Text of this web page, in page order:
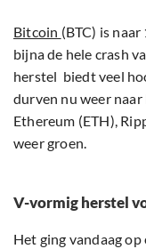
Bitcoin (BTC) is
bijna de hele crash
herstel biedt veel
durven nu weer
Ethereum (ETH),
weer groen.
V-vormig herstel
Het ging vandaag